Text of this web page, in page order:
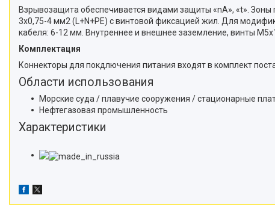
Взрывозащита обеспечивается видами защиты «nA», «t».
3х0,75-4 мм2 (L+N+PE) c винтовой фиксацией жил. Для
кабеля: 6-12 мм. Внутреннее и внешнее заземление, винты
Комплектация
Коннекторы для покдлючения питания входят в комплект
Области использования
Морские суда / плавучие сооружения / стационарные
Нефтегазовая промышленность
Характеристики